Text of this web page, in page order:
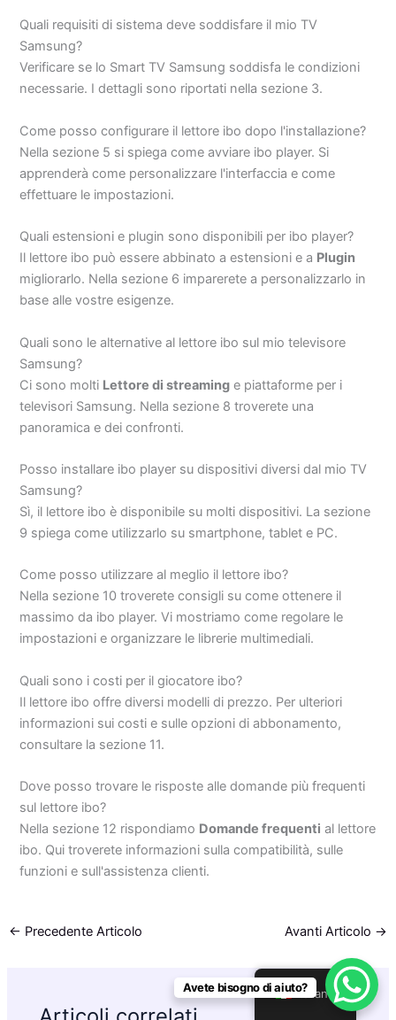
Quali requisiti di sistema deve soddisfare il mio TV
Samsung?
Verificare se lo Smart TV Samsung soddisfa le condizioni
necessarie. I dettagli sono riportati nella sezione 3.
Come posso configurare il lettore ibo dopo l'installazione?
Nella sezione 5 si spiega come avviare ibo player. Si
apprenderà come personalizzare l'interfaccia e come
effettuare le impostazioni.
Quali estensioni e plugin sono disponibili per ibo player?
Il lettore ibo può essere abbinato a estensioni e a Plugin
migliorarlo. Nella sezione 6 imparerete a personalizzarlo in
base alle vostre esigenze.
Quali sono le alternative al lettore ibo sul mio televisore
Samsung?
Ci sono molti Lettore di streaming e piattaforme per i
televisori Samsung. Nella sezione 8 troverete una
panoramica e dei confronti.
Posso installare ibo player su dispositivi diversi dal mio TV
Samsung?
Sì, il lettore ibo è disponibile su molti dispositivi. La sezione
9 spiega come utilizzarlo su smartphone, tablet e PC.
Come posso utilizzare al meglio il lettore ibo?
Nella sezione 10 troverete consigli su come ottenere il
massimo da ibo player. Vi mostriamo come regolare le
impostazioni e organizzare le librerie multimediali.
Quali sono i costi per il giocatore ibo?
Il lettore ibo offre diversi modelli di prezzo. Per ulteriori
informazioni sui costi e sulle opzioni di abbonamento,
consultare la sezione 11.
Dove posso trovare le risposte alle domande più frequenti
sul lettore ibo?
Nella sezione 12 rispondiamo Domande frequenti al lettore
ibo. Qui troverete informazioni sulla compatibilità, sulle
funzioni e sull'assistenza clienti.
← Precedente Articolo Avanti Articolo →
Avete bisogno di aiuto?Italiano